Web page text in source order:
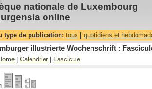
nationale de Luxembourg
online
type de publication: tous quotidiens et
illustrierte Wochenschrift :
Calendrier Fascicule